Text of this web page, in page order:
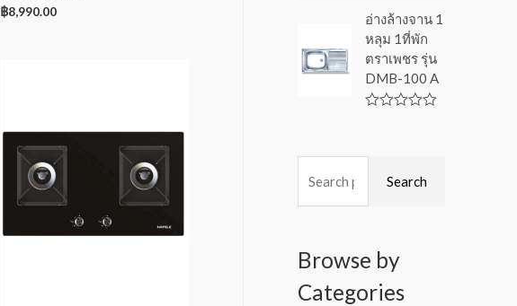
฿8,990.00
a
t
e
0
o
u
t
อ่างล้างจาน 1
หลุม 1ที่พัก
ตราเพชร รุ่น
DMB-100 A
e
f
5
Search
Browse by
Categories